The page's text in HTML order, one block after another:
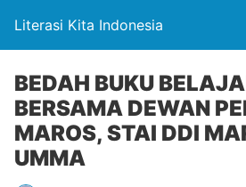
Literasi Kita Indonesia
BEDAH BUKU
BERSAMA DEWAN
MAROS, STAI DDI
UMMA